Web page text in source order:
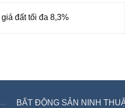
đất tối đa 8,3%
BẤT ĐỘNG SẢN NINH